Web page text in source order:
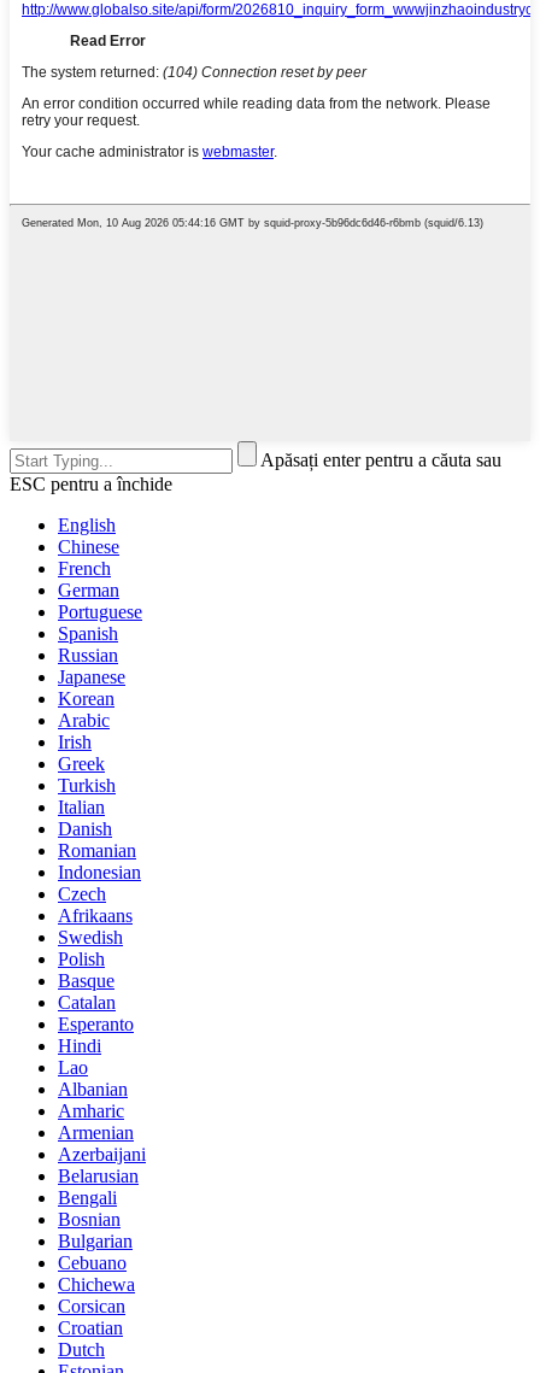
Apăsați enter pentru a căuta sau
ESC pentru a închide
English
Chinese
French
German
Portuguese
Spanish
Russian
Japanese
Korean
Arabic
Irish
Greek
Turkish
Italian
Danish
Romanian
Indonesian
Czech
Afrikaans
Swedish
Polish
Basque
Catalan
Esperanto
Hindi
Lao
Albanian
Amharic
Armenian
Azerbaijani
Belarusian
Bengali
Bosnian
Bulgarian
Cebuano
Chichewa
Corsican
Croatian
Dutch